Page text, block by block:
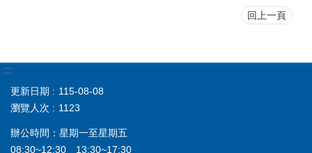
回上一頁
:::
更新日期
115-08-08
瀏覽人次
1123
辦公時間：星期一至星期五
08:30~12:30 13:30~17:30